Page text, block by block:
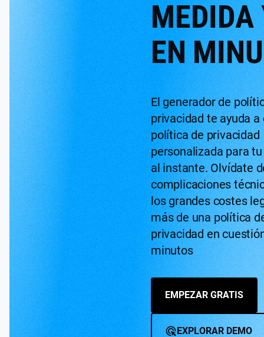
MEDIDA
EN
El generador de
privacidad te ayuda a
política de privacidad
personalizada para
al instante. Olvídate
complicaciones
los grandes costes
más de una política
privacidad en
minutos
EMPEZAR GRATIS
EXPLORAR DEMO